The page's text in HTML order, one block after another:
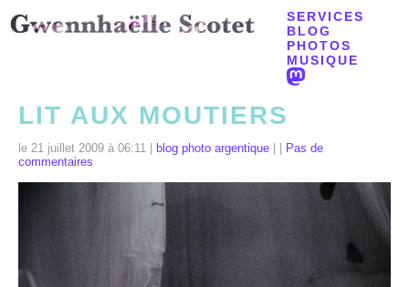
SERVICES
BLOG
PHOTOS
MUSIQUE
LIT AUX MOUTIERS
le 21 juillet 2009 à 06:11 | blog photo argentique
Pas de
commentaires